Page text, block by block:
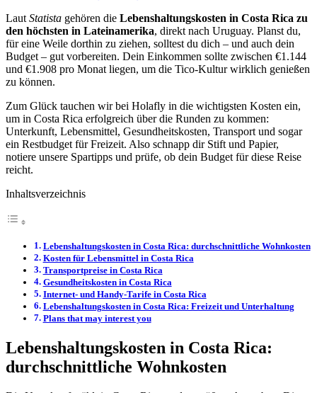
Laut Statista gehören die Lebenshaltungskosten in Costa Rica zu
den höchsten in Lateinamerika, direkt nach Uruguay. Planst du,
für eine Weile dorthin zu ziehen, solltest du dich – und auch dein
Budget – gut vorbereiten. Dein Einkommen sollte zwischen €1.144
und €1.908 pro Monat liegen, um die Tico-Kultur wirklich genießen
zu können.
Zum Glück tauchen wir bei Holafly in die wichtigsten Kosten ein,
um in Costa Rica erfolgreich über die Runden zu kommen:
Unterkunft, Lebensmittel, Gesundheitskosten, Transport und sogar
ein Restbudget für Freizeit. Also schnapp dir Stift und Papier,
notiere unsere Spartipps und prüfe, ob dein Budget für diese Reise
reicht.
Inhaltsverzeichnis
Lebenshaltungskosten in Costa Rica: durchschnittliche Wohnkosten
Kosten für Lebensmittel in Costa Rica
Transportpreise in Costa Rica
Gesundheitskosten in Costa Rica
Internet- und Handy-Tarife in Costa Rica
Lebenshaltungskosten in Costa Rica: Freizeit und Unterhaltung
Plans that may interest you
Lebenshaltungskosten in Costa Rica:
durchschnittliche Wohnkosten